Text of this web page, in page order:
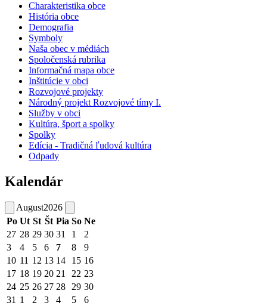
Charakteristika obce
História obce
Demografia
Symboly
Naša obec v médiách
Spoločenská rubrika
Informačná mapa obce
Inštitúcie v obci
Rozvojové projekty
Národný projekt Rozvojové tímy I.
Služby v obci
Kultúra, šport a spolky
Spolky
Edícia - Tradičná ľudová kultúra
Odpady
Kalendár
August2026
Po Ut St Št Pia So Ne
27 28 29 30 31 1
2
3
4 5 6 7 8
9
10 11 12 13 14 15 16
17 18 19 20 21 22 23
24 25 26 27 28 29 30
31 1 2 3 4 5 6